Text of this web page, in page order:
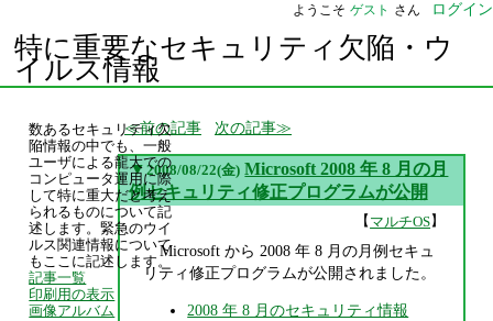
ようこそ ゲスト さん ログイン
特に重要なセキュリティ欠陥・ウ
イルス情報
前の記事 次の記事
▼ 2008/08/22(金) Microsoft 2008 年 8 月の月
例セキュリティ修正プログラムが公開
【マルチOS】
Microsoft から 2008 年 8 月の月例セキュ
リティ修正プログラムが公開されました。
2008 年 8 月のセキュリティ情報
数あるセキュリティ欠
陥情報の中でも、一般
ユーザによる龍大での
コンピュータ運用に際
して特に重大だと考え
られるものについて記
述します。緊急のウイ
ルス関連情報について
もここに記述します。
記事一覧
印刷用の表示
画像アルバム